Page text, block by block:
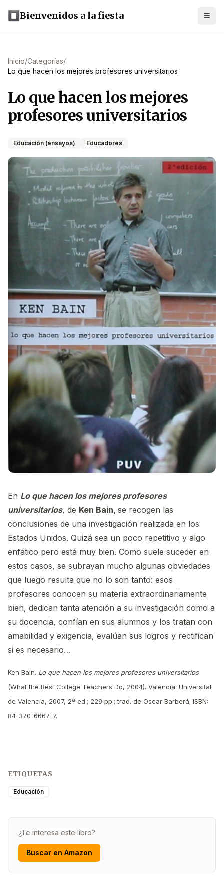
Bienvenidos a la fiesta
Inicio/Categorías/
Lo que hacen los mejores profesores universitarios
Lo que hacen los mejores
profesores universitarios
Educación (ensayos) Educadores
En Lo que hacen los mejores profesores
universitarios, de Ken Bain, se recogen las
conclusiones de una investigación realizada en los
Estados Unidos. Quizá sea un poco repetitivo y algo
enfático pero está muy bien. Como suele suceder en
estos casos, se subrayan mucho algunas obviedades
que luego resulta que no lo son tanto: esos
profesores conocen su materia extraordinariamente
bien, dedican tanta atención a su investigación como a
su docencia, confían en sus alumnos y los tratan con
amabilidad y exigencia, evalúan sus logros y rectifican
si es necesario…
Ken Bain. Lo que hacen los mejores profesores universitarios
(What the Best College Teachers Do, 2004). Valencia: Universitat
de Valencia, 2007, 2ª ed.; 229 pp.; trad. de Oscar Barberá; ISBN:
84-370-6667-7.
ETIQUETAS
Educación
¿Te interesa este libro?
Buscar en Amazon